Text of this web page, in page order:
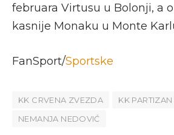
februara Virtusu u Bolonji, a
kasnije Monaku u Monte
FanSport/Sportske
KK CRVENA ZVEZDA
KK PARTIZAN
NEMANJA NEDOVIĆ